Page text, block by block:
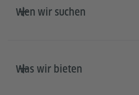
Wen wir suchen
Was wir bieten